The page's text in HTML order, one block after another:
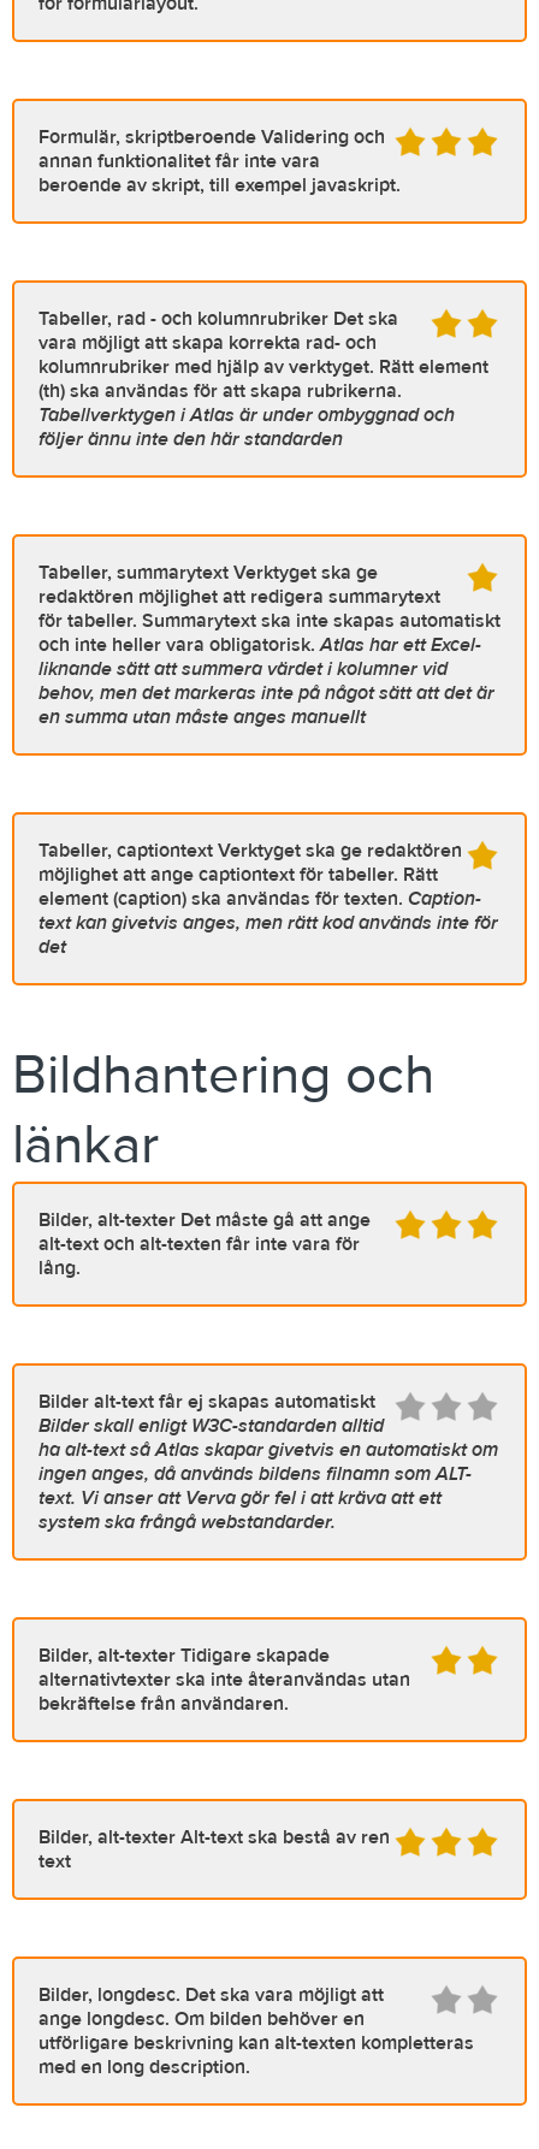
Formulär, skriptberoende Validering och
annan funktionalitet får inte vara
beroende av skript, till exempel javaskript.
Tabeller, rad - och kolumnrubriker Det ska
vara möjligt att skapa korrekta rad- och
kolumnrubriker med hjälp av verktyget. Rätt element
(th) ska användas för att skapa rubrikerna.
Tabellverktygen i Atlas är under ombyggnad och
följer ännu inte den här standarden
Tabeller, summarytext Verktyget ska ge
redaktören möjlighet att redigera summarytext
för tabeller. Summarytext ska inte skapas automatiskt
och inte heller vara obligatorisk. Atlas har ett Excel-
liknande sätt att summera värdet i kolumner vid
behov, men det markeras inte på något sätt att det är
en summa utan måste anges manuellt
Tabeller, captiontext Verktyget ska ge redaktören
möjlighet att ange captiontext för tabeller. Rätt
element (caption) ska användas för texten. Caption-
text kan givetvis anges, men rätt kod används inte för
det
Bildhantering och
länkar
Bilder, alt-texter Det måste gå att ange
alt-text och alt-texten får inte vara för
lång.
Bilder alt-text får ej skapas automatiskt
Bilder skall enligt W3C-standarden alltid
ha alt-text så Atlas skapar givetvis en automatiskt om
ingen anges, då används bildens filnamn som ALT-
text. Vi anser att Verva gör fel i att kräva att ett
system ska frångå webstandarder.
Bilder, alt-texter Tidigare skapade
alternativtexter ska inte återanvändas utan
bekräftelse från användaren.
Bilder, alt-texter Alt-text ska bestå av ren
text
Bilder, longdesc. Det ska vara möjligt att
ange longdesc. Om bilden behöver en
utförligare beskrivning kan alt-texten kompletteras
med en long description.